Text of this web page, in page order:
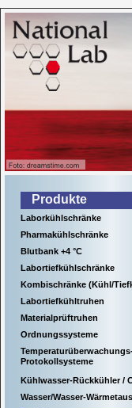
Produkte
Laborkühlschränke
Pharmakühlschränke
Blutbank +4 °C
Labortiefkühlschränke
Kombischränke (Kühl/
Labortiefkühltruhen
Materialprüftruhen
Ordnungssysteme
Protokollsysteme
Kühlwasser-Rückkühler /
Wasser/Wasser-
Kühl-
und
Tiefkühlgeräte
für
wissenschaftliche
Einrichtungen,
Krankenhäuser
für
viele
Anwendungen
in
der